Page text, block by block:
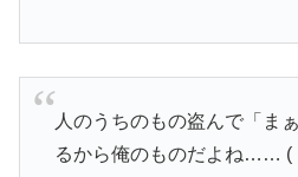
人のうちのもの盗んで「ま
るから俺のものだよね……